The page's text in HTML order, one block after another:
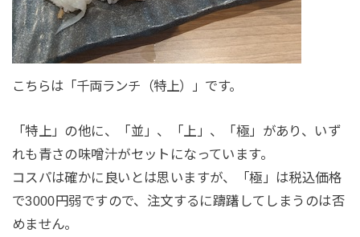
こちらは「千両ランチ（特上）」です。
「特上」の他に、「並」、「上」、「極」があり、いず
れも青さの味噌汁がセットになっています。
コスパは確かに良いとは思いますが、「極」は税込価格
で3000円弱ですので、注文するに躊躇してしまうのは否
めません。